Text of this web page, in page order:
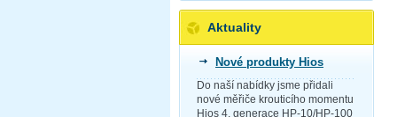
Aktuality
Nové produkty Hios
Do naší nabídky jsme přidali
nové měřiče krouticího momentu
Hios 4. generace HP-10/HP-100